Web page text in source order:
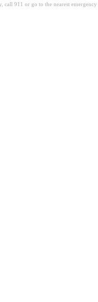
call 911 or go to the nearest emergency